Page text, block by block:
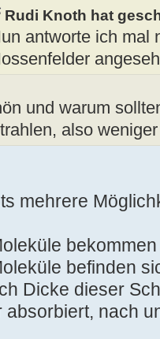
Rudi Knoth hat
antworte ich mal
und warum
also
mehrere
befinden
Dicke dieser
absorbiert, nach